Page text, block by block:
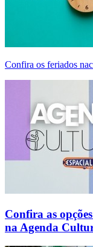
Confira os feriados
Confira as
na Agenda